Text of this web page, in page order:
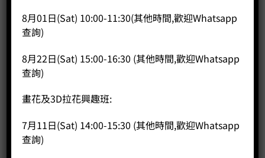
- +
8月01日(Sat) 10:00-11:30(其他時間,歡迎Whatsapp
查詢)
8月22日(Sat) 15:00-16:30 (其他時間,歡迎Whatsapp
查詢)
畫花及3D拉花興趣班:
7月11日(Sat) 14:00-15:30 (其他時間,歡迎Whatsapp
查詢)